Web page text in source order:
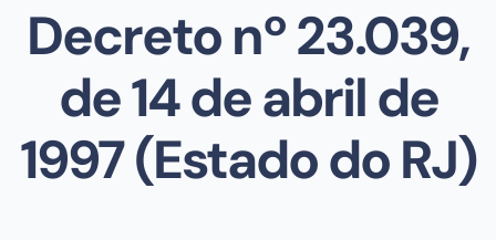
Decreto nº 23.039,
de 14 de abril de
1997 (Estado do RJ)